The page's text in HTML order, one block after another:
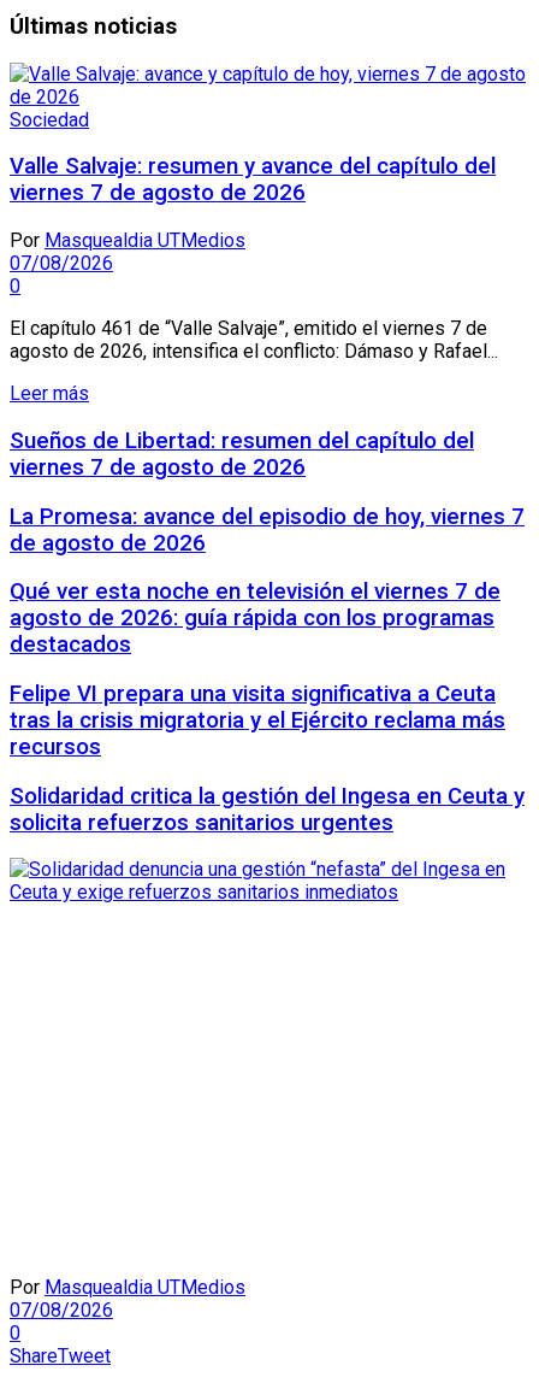
Últimas noticias
Sociedad
Valle Salvaje: resumen y avance del capítulo del
viernes 7 de agosto de 2026
Por Masquealdia UTMedios
07/08/2026
0
El capítulo 461 de “Valle Salvaje”, emitido el viernes 7 de
agosto de 2026, intensifica el conflicto: Dámaso y Rafael...
Leer más
Sueños de Libertad: resumen del capítulo del
viernes 7 de agosto de 2026
La Promesa: avance del episodio de hoy, viernes 7
de agosto de 2026
Qué ver esta noche en televisión el viernes 7 de
agosto de 2026: guía rápida con los programas
destacados
Felipe VI prepara una visita significativa a Ceuta
tras la crisis migratoria y el Ejército reclama más
recursos
Solidaridad critica la gestión del Ingesa en Ceuta y
solicita refuerzos sanitarios urgentes
Por Masquealdia UTMedios
07/08/2026
0
ShareTweet